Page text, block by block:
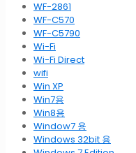
WF-2861
WF-C570
WF-C5790
Wi-Fi
Wi-Fi Direct
wifi
Win XP
Win7용
Win8용
Window7 용
Windows 32bit 용